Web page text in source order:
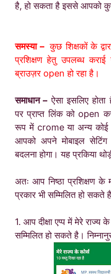
है, हो सकता है इससे आपको
समस्या –कुछ शिक्षकों के
प्रशिक्षण हेतु उपलब्ध
ब्राउज़र open हो रहा है।
समाधान – ऐसा इसलिए होता
पर प्राप्त लिंक को
रूप में crome या अन्य कोई
आपको अपने मोबाइल
बदलना होगा। यह प्रकिया
अतः आप निष्ठा प्रशिक्षण के
प्रकार भी सम्मिलित हो सकते
1. आप दीक्षा एप्प में मेरे
सम्मिलित हो सकते है।